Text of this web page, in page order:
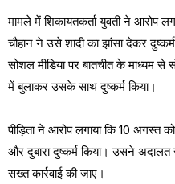
मामले में शिकायतकर्ता युवती ने आरोप
चौहान ने उसे शादी का झांसा देकर
सोशल मीडिया पर बातचीत के माध्यम से
में बुलाकर उसके साथ दुष्कर्म किया।
पीड़िता ने आरोप लगाया कि 10 अगस्त
और दुबारा दुष्कर्म किया। उसने
सख्त कार्रवाई की जाए।